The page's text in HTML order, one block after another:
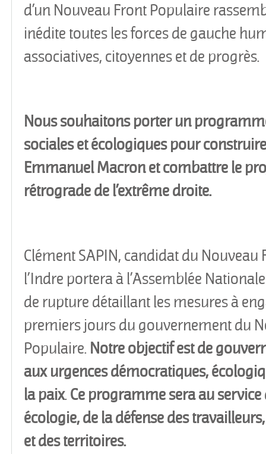
d’un Nouveau Front Populaire
inédite toutes les forces de gauche
associatives, citoyennes et de progrès.
Nous souhaitons porter un
sociales et écologiques pour
Emmanuel Macron et combattre le
rétrograde de l’extrême droite.
Clément SAPIN, candidat du
l’Indre portera à l’Assemblée
de rupture détaillant les mesures à
premiers jours du gouvernement du
Populaire. Notre objectif est de
aux urgences démocratiques,
la paix. Ce programme sera au service
écologie, de la défense des
et des territoires.